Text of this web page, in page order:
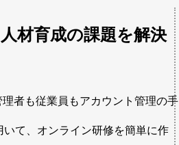
材育成の課題を解決
理者も従業員もアカウント管理の手
いて、オンライン研修を簡単に作